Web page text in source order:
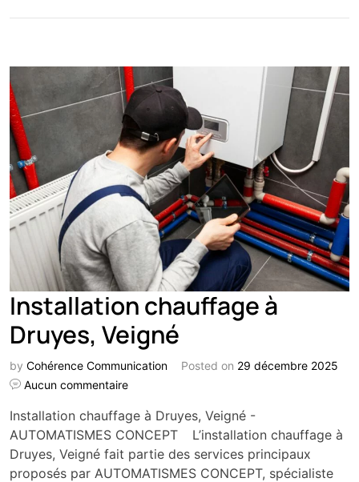
Installation chauffage à
Druyes, Veigné
by Cohérence Communication Posted on 29 décembre 2025
Aucun commentaire
Installation chauffage à Druyes, Veigné -
AUTOMATISMES CONCEPT L’installation chauffage à
Druyes, Veigné fait partie des services principaux
proposés par AUTOMATISMES CONCEPT, spécialiste